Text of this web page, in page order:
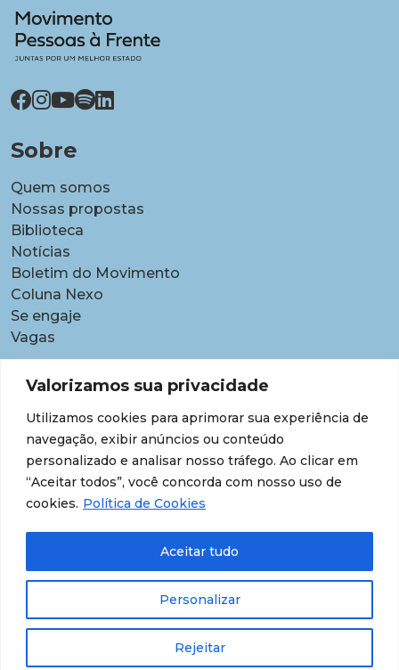
Valorizamos sua privacidade
Utilizamos cookies para aprimorar sua experiência de
navegação, exibir anúncios ou conteúdo
personalizado e analisar nosso tráfego. Ao clicar em
“Aceitar todos”, você concorda com nosso uso de
cookies. Política de Cookies
Personalizar
Rejeitar
Aceitar tudo
Sobre
Quem somos
Nossas propostas
Biblioteca
Notícias
Boletim do Movimento
Coluna Nexo
Se engaje
Vagas
Pautas
Carreiras
Contratações temporárias
Equidade étnico-racial
Equidade para Mulheres
Gestão de desempenho e desenvolvimento
Transparência de dados sobre lideranças